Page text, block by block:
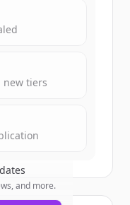
new tiers
and more.